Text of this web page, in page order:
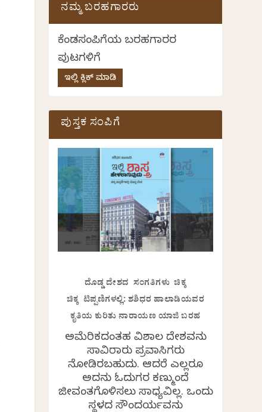
ನಮ್ಮ ಬರಹಗಾರರು
ಕೆಂಡಸಂಪಿಗೆಯ ಬರಹಗಾರರ
ಪುಟಗಳಿಗೆ
ಇಲ್ಲಿ ಕ್ಲಿಕ್ ಮಾಡಿ
ಪುಸ್ತಕ ಸಂಪಿಗೆ
ದೊಡ್ಡ ದೇಶದ ಸಂಗತಿಗಳು ಚಿಕ್ಕ
ಚಿಕ್ಕ ಟಿಪ್ಪಣಿಗಳಲ್ಲಿ: ಶಶಿಧರ ಹಾಲಾಡಿಯವರ
ಕೃತಿಯ ಕುರಿತು ನಾರಾಯಣ ಯಾಜಿ ಬರಹ
ಅಮೆರಿಕದಂತಹ ವಿಶಾಲ ದೇಶವನ್ನು
ಸಾವಿರಾರು ಪ್ರವಾಸಿಗರು
ನೋಡಿರಬಹುದು. ಆದರೆ ಎಲ್ಲರೂ
ಅದನ್ನು ಓದುಗರ ಕಣ್ಮುಂದೆ
ಜೀವಂತಗೊಳಿಸಲು ಸಾಧ್ಯವಿಲ್ಲ. ಒಂದು
ಸ್ಥಳದ ಸೌಂದರ್ಯವನ್ನು